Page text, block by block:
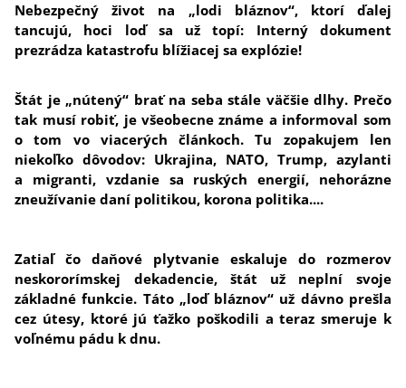
Nebezpečný život na „lodi bláznov“, ktorí ďalej
tancujú, hoci loď sa už topí: Interný dokument
prezrádza katastrofu blížiacej sa explózie!
Štát je „nútený“ brať na seba stále väčšie dlhy. Prečo
tak musí robiť, je všeobecne známe a informoval som
o tom vo viacerých článkoch. Tu zopakujem len
niekoľko dôvodov: Ukrajina, NATO, Trump, azylanti
a migranti, vzdanie sa ruských energií, nehorázne
zneužívanie daní politikou, korona politika....
Zatiaľ čo daňové plytvanie eskaluje do rozmerov
neskororímskej dekadencie, štát už neplní svoje
základné funkcie. Táto „loď bláznov“ už dávno prešla
cez útesy, ktoré jú ťažko poškodili a teraz smeruje k
voľnému pádu k dnu.